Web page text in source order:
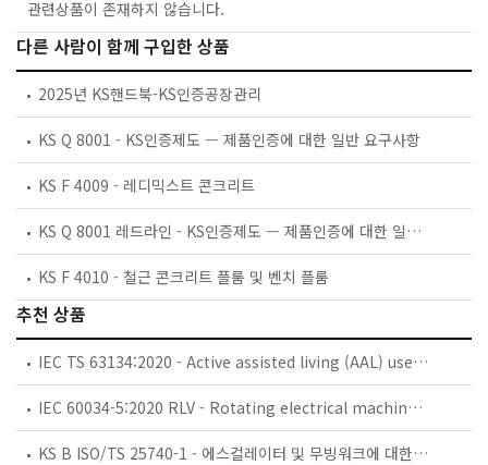
관련상품이 존재하지 않습니다.
다른 사람이 함께 구입한 상품
2025년 KS핸드북-KS인증공장관리
KS Q 8001 - KS인증제도 — 제품인증에 대한 일반 요구사항
KS F 4009 - 레디믹스트 콘크리트
KS Q 8001 레드라인 - KS인증제도 — 제품인증에 대한 일반 요구사항
KS F 4010 - 철근 콘크리트 플룸 및 벤치 플룸
추천 상품
IEC TS 63134:2020 - Active assisted living (AAL) use cases
IEC 60034-5:2020 RLV - Rotating electrical machines - Part 5: Degrees of protection provided by the integral design of rotating electrical machines (IP code) - Classification
KS B ISO/TS 25740-1 - 에스컬레이터 및 무빙워크에 대한 안전요건 — 제1부: 세계공통 필수 안전요건(GESRs)